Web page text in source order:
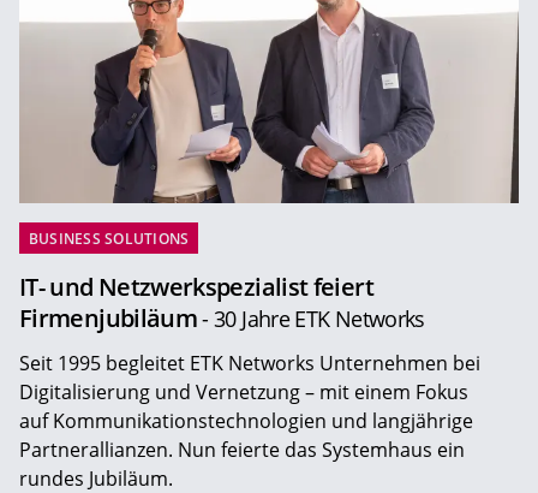
BUSINESS SOLUTIONS
IT- und Netzwerkspezialist feiert
Firmenjubiläum- 30 Jahre ETK Networks
Seit 1995 begleitet ETK Networks Unternehmen bei
Digitalisierung und Vernetzung – mit einem Fokus
auf Kommunikationstechnologien und langjährige
Partnerallianzen. Nun feierte das Systemhaus ein
rundes Jubiläum.